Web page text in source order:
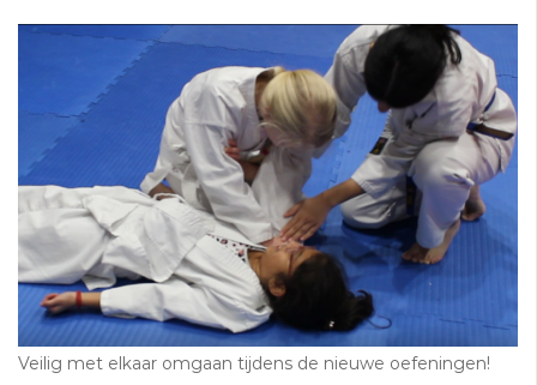
Veilig met elkaar omgaan tijdens de nieuwe oefeningen!